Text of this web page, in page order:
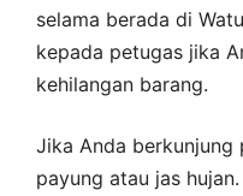
selama berada di
kepada petugas jika
kehilangan barang.
Jika Anda berkunjung
payung atau jas